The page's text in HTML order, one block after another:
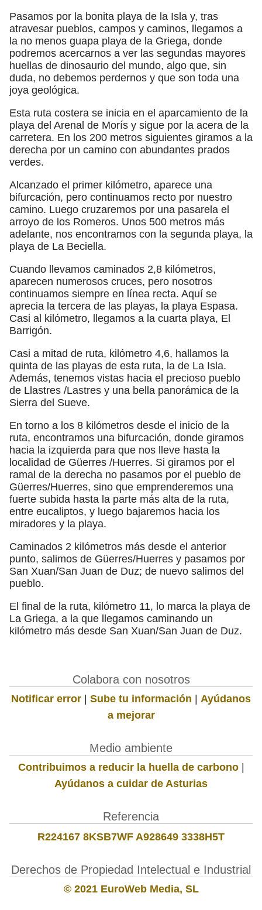
Pasamos por la bonita playa de la Isla y, tras
atravesar pueblos, campos y caminos, llegamos a
la no menos guapa playa de la Griega, donde
podremos acercarnos a ver las segundas mayores
huellas de dinosaurio del mundo, algo que, sin
duda, no debemos perdernos y que son toda una
joya geológica.
Esta ruta costera se inicia en el aparcamiento de la
playa del Arenal de Morís y sigue por la acera de la
carretera. En los 200 metros siguientes giramos a la
derecha por un camino con abundantes prados
verdes.
Alcanzado el primer kilómetro, aparece una
bifurcación, pero continuamos recto por nuestro
camino. Luego cruzaremos por una pasarela el
arroyo de los Romeros. Unos 500 metros más
adelante, nos encontramos con la segunda playa, la
playa de La Beciella.
Cuando llevamos caminados 2,8 kilómetros,
aparecen numerosos cruces, pero nosotros
continuamos siempre en línea recta. Aquí se
aprecia la tercera de las playas, la playa Espasa.
Casi al kilómetro, llegamos a la cuarta playa, El
Barrigón.
Casi a mitad de ruta, kilómetro 4,6, hallamos la
quinta de las playas de esta ruta, la de La Isla.
Además, tenemos vistas hacia el precioso pueblo
de Llastres /Lastres y una bella panorámica de la
Sierra del Sueve.
En torno a los 8 kilómetros desde el inicio de la
ruta, encontramos una bifurcación, donde giramos
hacia la izquierda para que nos lleve hasta la
localidad de Güerres /Huerres. Si giramos por el
ramal de la derecha no pasamos por el pueblo de
Güerres/Huerres, sino que emprenderemos una
fuerte subida hasta la parte más alta de la ruta,
entre eucaliptos, y luego bajaremos hacia los
miradores y la playa.
Caminados 2 kilómetros más desde el anterior
punto, salimos de Güerres/Huerres y pasamos por
San Xuan/San Juan de Duz; de nuevo salimos del
pueblo.
El final de la ruta, kilómetro 11, lo marca la playa de
La Griega, a la que llegamos caminando un
kilómetro más desde San Xuan/San Juan de Duz.
Colabora con nosotros
Notificar error | Sube tu información | Ayúdanos
a mejorar
Medio ambiente
Contribuimos a reducir la huella de carbono|
Ayúdanos a cuidar de Asturias
Referencia
R224167 8KSB7WF A928649 3338H5T
Derechos de Propiedad Intelectual e Industrial
© 2021 EuroWeb Media, SL